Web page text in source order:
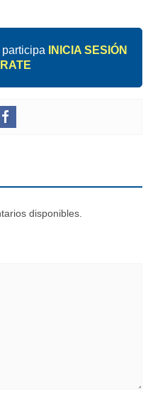
INICIA SESIÓN
disponibles.